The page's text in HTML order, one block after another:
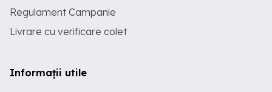
Regulament Campanie
Livrare cu verificare colet
Informații utile